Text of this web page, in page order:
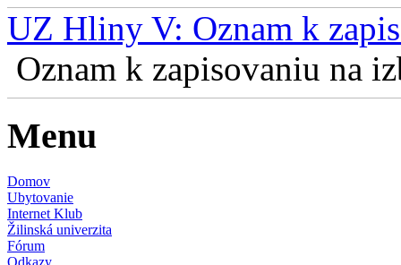
UZ Hliny V: Oznam k
Oznam k zapisovaniu na
Menu
Domov
Ubytovanie
Internet Klub
Žilinská univerzita
Fórum
Odkazy